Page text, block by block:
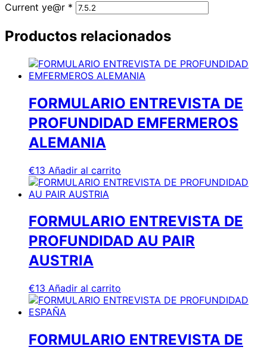
Current ye@r *
Productos relacionados
FORMULARIO ENTREVISTA DE
PROFUNDIDAD EMFERMEROS
ALEMANIA
€13 Añadir al carrito
FORMULARIO ENTREVISTA DE
PROFUNDIDAD AU PAIR
AUSTRIA
€13 Añadir al carrito
FORMULARIO ENTREVISTA DE